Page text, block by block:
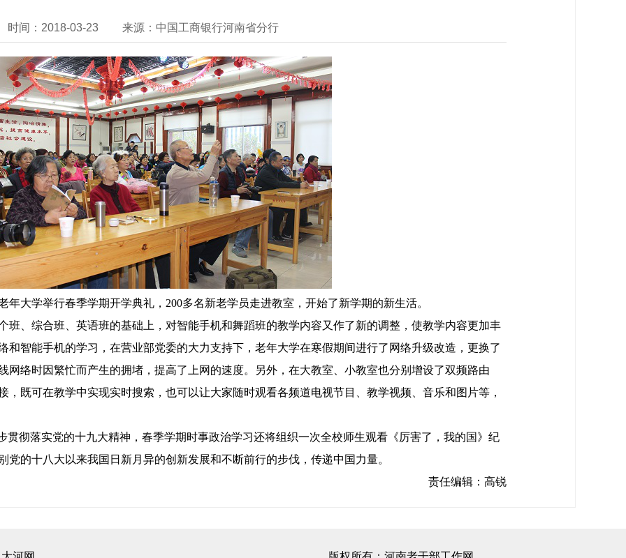
时间：2018-03-23 来源：中国工商银行河南省分行
学举行春季学期开学典礼，200多名新老学员走进教室，开始了新学期的新生活。
综合班、英语班的基础上，对智能手机和舞蹈班的教学内容又作了新的调整，使教学内容更加丰
和智能手机的学习，在营业部党委的大力支持下，老年大学在寒假期间进行了网络升级改造，更换了
网络时因繁忙而产生的拥堵，提高了上网的速度。另外，在大教室、小教室也分别增设了双频路由
，既可在教学中实现实时搜索，也可以让大家随时观看各频道电视节目、教学视频、音乐和图片等，
落实党的十九大精神，春季学期时事政治学习还将组织一次全校师生观看《厉害了，我的国》纪
党的十八大以来我国日新月异的创新发展和不断前行的步伐，传递中国力量。
责任编辑：高锐